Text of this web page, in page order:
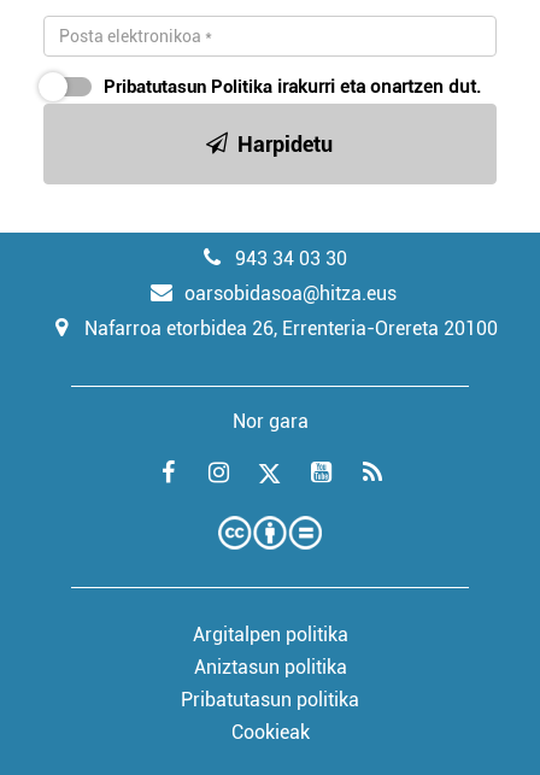
Pribatutasun Politika irakurri eta onartzen dut.
Harpidetu
943 34 03 30
oarsobidasoa@hitza.eus
Nafarroa etorbidea 26, Errenteria-Orereta 20100
Nor gara
Argitalpen politika
Aniztasun politika
Pribatutasun politika
Cookieak